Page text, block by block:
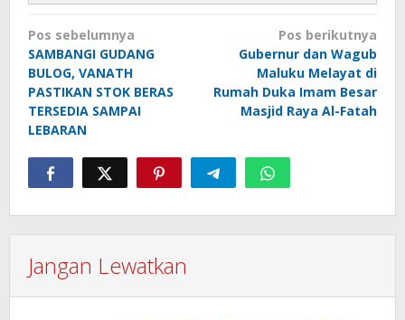
Navigasi
pos
Pos sebelumnya
SAMBANGI GUDANG
BULOG, VANATH
PASTIKAN STOK BERAS
TERSEDIA SAMPAI
LEBARAN
Pos berikutnya
Gubernur dan Wagub
Maluku Melayat di
Rumah Duka Imam Besar
Masjid Raya Al-Fatah
Jangan Lewatkan